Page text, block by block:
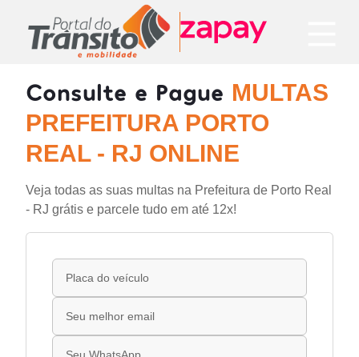
Consulte e Pague MULTAS
PREFEITURA PORTO
REAL - RJ ONLINE
Veja todas as suas multas na Prefeitura de Porto Real
- RJ grátis e parcele tudo em até 12x!